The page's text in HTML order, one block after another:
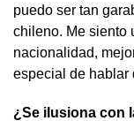
puedo ser tan
chileno. Me siento
nacionalidad,
especial de hablar
¿Se ilusiona con